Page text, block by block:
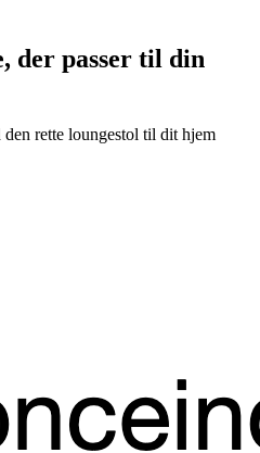
der passer til din
den rette loungestol til dit hjem